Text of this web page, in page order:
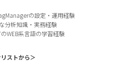
の設定・運用経験
分析知識・実務経験
WEB系言語の学習経験
ストから＞